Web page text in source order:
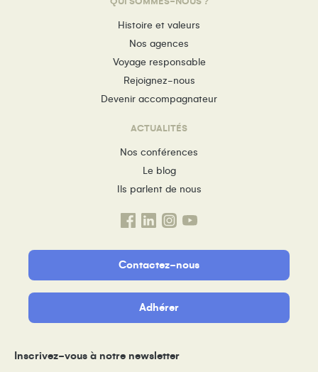
Histoire et valeurs
Nos agences
Voyage responsable
Rejoignez-nous
Devenir accompagnateur
ACTUALITÉS
Nos conférences
Le blog
Ils parlent de nous
Contactez-nous
Adhérer
Inscrivez-vous à notre newsletter